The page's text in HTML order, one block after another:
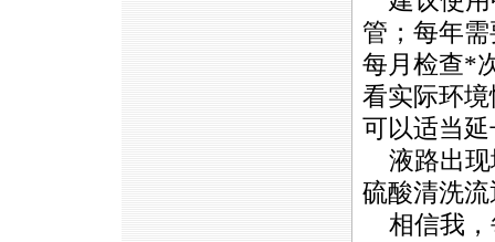
管；每年
每月检查*
看实际环
可以适当
液路出现
硫酸清洗
相信我，